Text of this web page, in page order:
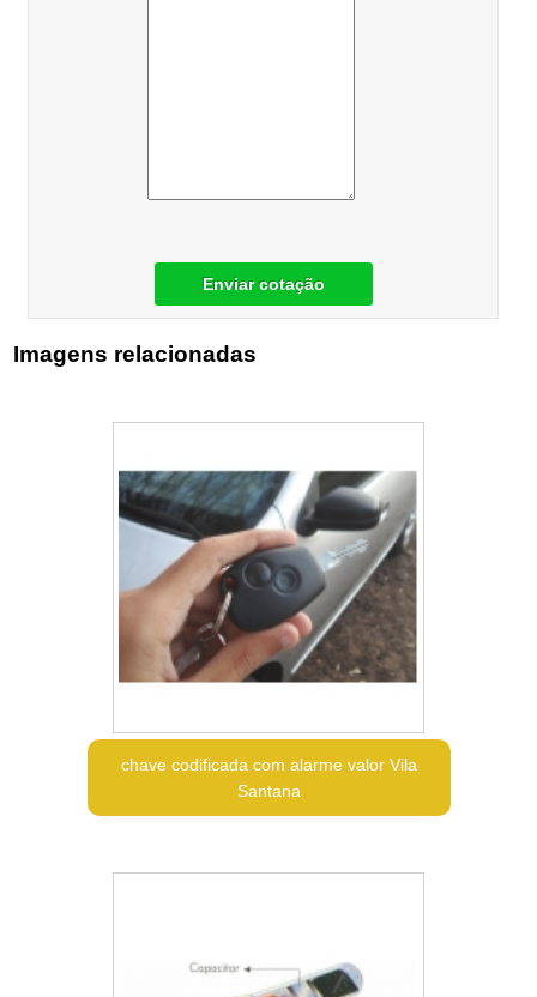
Enviar cotação
Imagens relacionadas
chave codificada com alarme valor Vila
Santana